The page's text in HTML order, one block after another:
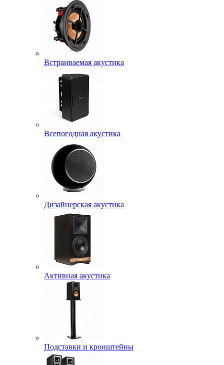
Встраиваемая акустика
Всепогодная акустика
Дизайнерская акустика
Активная акустика
Подставки и кронштейны